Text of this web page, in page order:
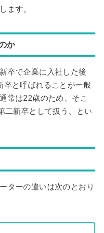
ます。
か
卒で企業に入社した後
卒と呼ばれることが一般
常は22歳のため、そこ
二新卒として扱う、とい
ターの違いは次のとおり